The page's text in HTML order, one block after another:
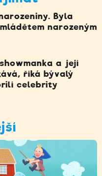
Byla
narozeným
a její
říká bývalý
celebrity